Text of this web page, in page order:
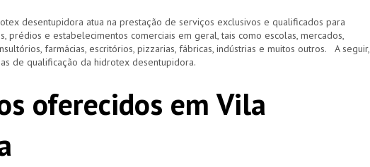
desentupidora atua na prestação de serviços exclusivos e qualificados para
prédios e estabelecimentos comerciais em geral, tais como escolas, mercados,
farmácias, escritórios, pizzarias, fábricas, indústrias e muitos outros. A seguir,
de qualificação da hidrotex desentupidora.
oferecidos em Vila